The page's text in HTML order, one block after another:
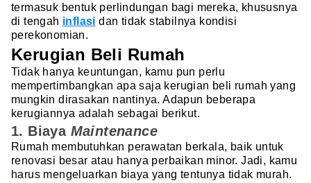
termasuk bentuk perlindungan bagi mereka, khususnya
di tengah inflasi dan tidak stabilnya kondisi
perekonomian.
Kerugian Beli Rumah
Tidak hanya keuntungan, kamu pun perlu
mempertimbangkan apa saja kerugian beli rumah yang
mungkin dirasakan nantinya. Adapun beberapa
kerugiannya adalah sebagai berikut.
1. Biaya Maintenance
Rumah membutuhkan perawatan berkala, baik untuk
renovasi besar atau hanya perbaikan minor. Jadi, kamu
harus mengeluarkan biaya yang tentunya tidak murah.